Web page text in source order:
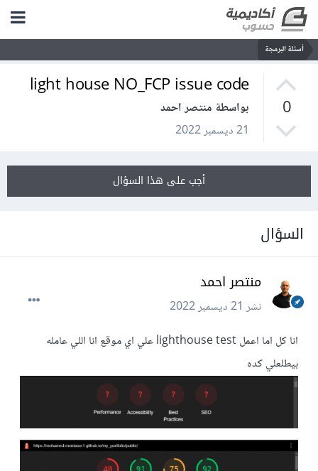
أسئلة البرمجة
0
light house NO_FCP issue code
بواسطة منتصر احمد
21 ديسمبر 2022
أجب على هذا السؤال
السؤال
منتصر احمد
نشر21 ديسمبر 2022
انا كل اما اعمل lighthouse test علي اي موقع انا اللي عامله
بيطلعلي كده